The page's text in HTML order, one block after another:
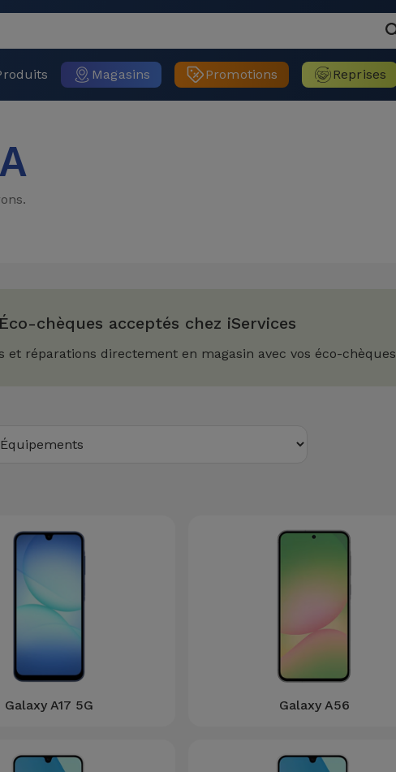
Magasins Promotions Reprises
Éco-chèques acceptés chez iServices
et réparations directement en magasin avec vos éco-chèques
Galaxy A17 5G Galaxy A56